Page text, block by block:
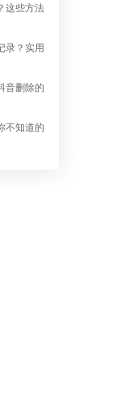
这些方法
录？实用
音删除的
不知道的